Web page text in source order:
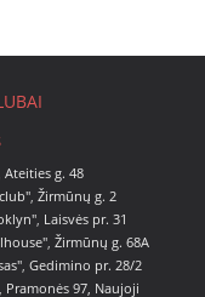
Ateities g. 48
, Žirmūnų g. 2
, Laisvės pr. 31
, Žirmūnų g. 68A
, Gedimino pr. 28/2
Pramonės 97, Naujoji